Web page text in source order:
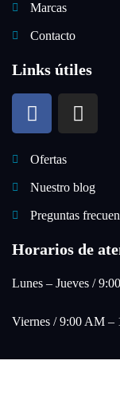
Marcas
Contacto
Links útiles
Ofertas
Nuestro blog
Preguntas
Horarios de
Lunes – Jueves /
Viernes / 9:00 AM –